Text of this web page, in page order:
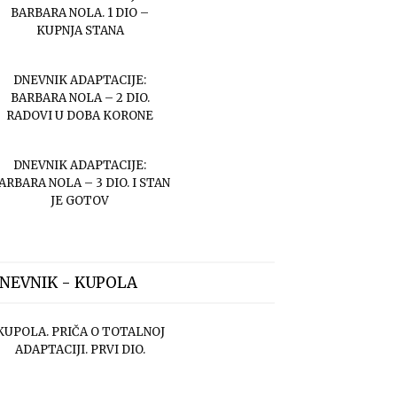
BARBARA NOLA. 1 DIO –
KUPNJA STANA
DNEVNIK ADAPTACIJE:
BARBARA NOLA – 2 DIO.
RADOVI U DOBA KORONE
DNEVNIK ADAPTACIJE:
NOLA – 3 DIO. I STAN
JE GOTOV
- KUPOLA
PRIČA O TOTALNOJ
ADAPTACIJI. PRVI DIO.